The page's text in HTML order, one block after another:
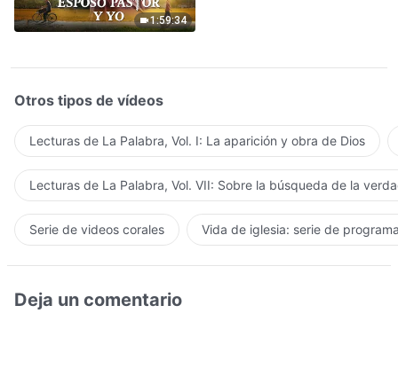
1:59:34
Otros tipos de vídeos
Lecturas de La Palabra, Vol. I: La aparición y obra de Dios
Lecturas de La Palabra, Vol. VII: Sobre la búsqueda de la
Serie de videos corales Vida de iglesia: serie de
Deja un comentario